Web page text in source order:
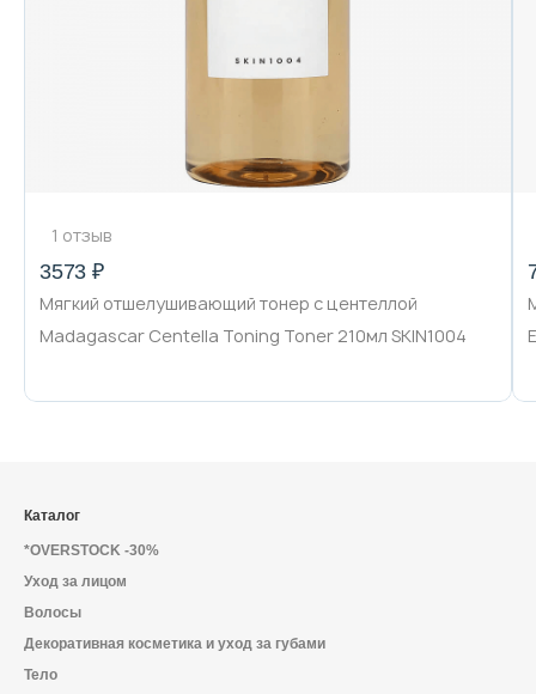
1 отзыв
3573 ₽
Мягкий отшелушивающий тонер с центеллой
Madagascar Centella Toning Toner 210мл SKIN1004
Каталог
*OVERSTOCK -30%
Уход за лицом
Волосы
Декоративная косметика и уход за губами
Тело